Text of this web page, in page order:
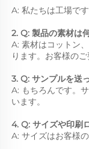
A: 私たちは工場です
2. Q: 製品の素材は
A: 素材はコットン
ります。お客様の
3. Q: サンプルを送
A: もちろんです。
います。
4. Q: サイズや印刷
A: サイズはお客様